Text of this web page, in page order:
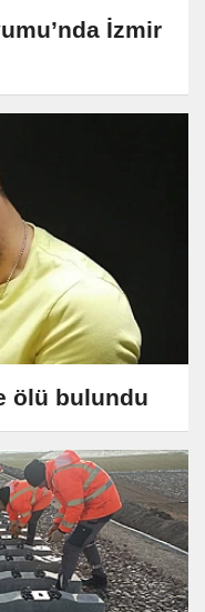
İzmir
ölü bulundu